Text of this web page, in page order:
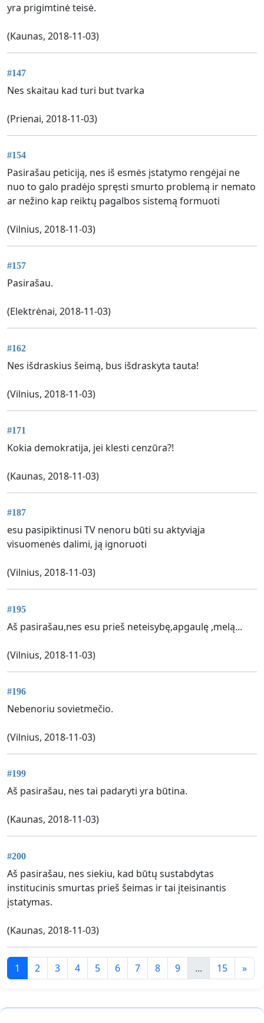
yra prigimtinė teisė.
(Kaunas, 2018-11-03)
#147
Nes skaitau kad turi but tvarka
(Prienai, 2018-11-03)
#154
Pasirašau peticiją, nes iš esmės įstatymo rengėjai ne
nuo to galo pradėjo spręsti smurto problemą ir nemato
ar nežino kap reiktų pagalbos sistemą formuoti
(Vilnius, 2018-11-03)
#157
Pasirašau.
(Elektrėnai, 2018-11-03)
#162
Nes išdraskius šeimą, bus išdraskyta tauta!
(Vilnius, 2018-11-03)
#171
Kokia demokratija, jei klesti cenzūra?!
(Kaunas, 2018-11-03)
#187
esu pasipiktinusi TV nenoru būti su aktyviąja
visuomenės dalimi, ją ignoruoti
(Vilnius, 2018-11-03)
#195
Aš pasirašau,nes esu prieš neteisybę,apgaulę ,melą...
(Vilnius, 2018-11-03)
#196
Nebenoriu sovietmečio.
(Vilnius, 2018-11-03)
#199
Aš pasirašau, nes tai padaryti yra būtina.
(Kaunas, 2018-11-03)
#200
Aš pasirašau, nes siekiu, kad būtų sustabdytas
institucinis smurtas prieš šeimas ir tai įteisinantis
įstatymas.
(Kaunas, 2018-11-03)
1 2 3 4 5 6 7 8 9 ... 15 »